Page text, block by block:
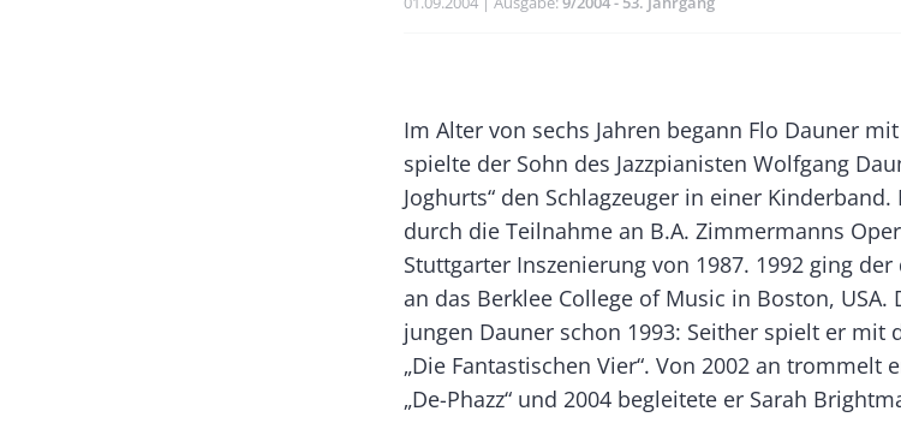
Rectangle
Left
Right
Body
Im Alter von sechs Jahren begann Flo Dauner
spielte der Sohn des Jazzpianisten Wolfgang
Joghurts“ den Schlagzeuger in einer
durch die Teilnahme an B.A. Zimmermanns
Stuttgarter Inszenierung von 1987. 1992 ging
an das Berklee College of Music in Boston,
jungen Dauner schon 1993: Seither spielt er mit
„Die Fantastischen Vier“. Von 2002 an trommelt
„De-Phazz“ und 2004 begleitete er Sarah